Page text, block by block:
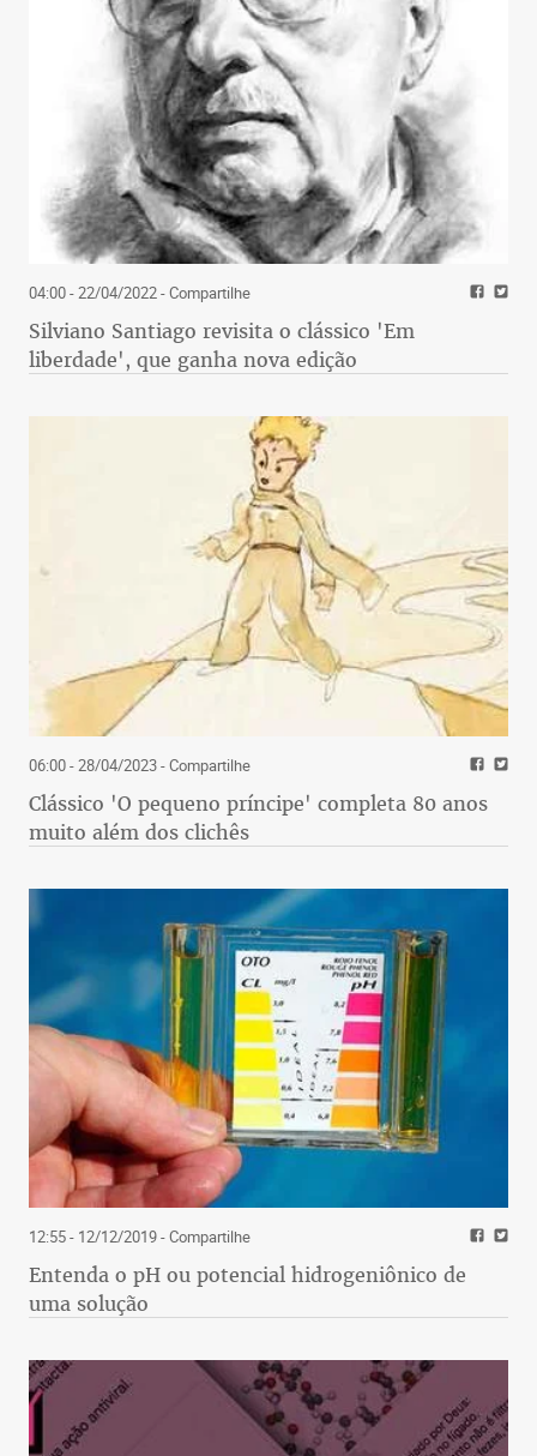
04:00 - 22/04/2022- Compartilhe
Silviano Santiago revisita o clássico 'Em
liberdade', que ganha nova edição
06:00 - 28/04/2023- Compartilhe
Clássico 'O pequeno príncipe' completa 80 anos
muito além dos clichês
12:55 - 12/12/2019- Compartilhe
Entenda o pH ou potencial hidrogeniônico de
uma solução